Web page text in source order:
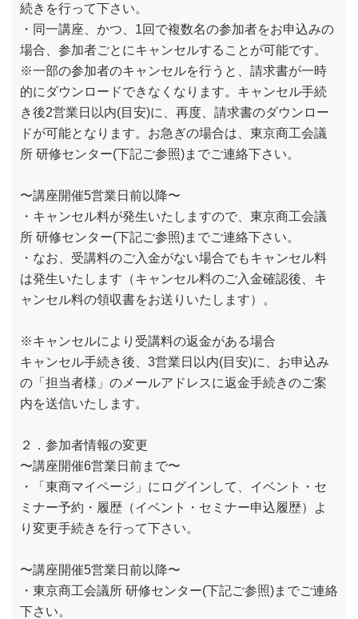
続きを行って下さい。
・同一講座、かつ、1回で複数名の参加者をお申込みの
場合、参加者ごとにキャンセルすることが可能です。
※一部の参加者のキャンセルを行うと、請求書が一時
的にダウンロードできなくなります。キャンセル手続
き後2営業日以内(目安)に、再度、請求書のダウンロー
ドが可能となります。お急ぎの場合は、東京商工会議
所 研修センター(下記ご参照)までご連絡下さい。
〜講座開催5営業日前以降〜
・キャンセル料が発生いたしますので、東京商工会議
所 研修センター(下記ご参照)までご連絡下さい。
・なお、受講料のご入金がない場合でもキャンセル料
は発生いたします（キャンセル料のご入金確認後、キ
ャンセル料の領収書をお送りいたします）。
※キャンセルにより受講料の返金がある場合
キャンセル手続き後、3営業日以内(目安)に、お申込み
の「担当者様」のメールアドレスに返金手続きのご案
内を送信いたします。
２．参加者情報の変更
〜講座開催6営業日前まで〜
・「東商マイページ」にログインして、イベント・セ
ミナー予約・履歴（イベント・セミナー申込履歴）よ
り変更手続きを行って下さい。
〜講座開催5営業日前以降〜
・東京商工会議所 研修センター(下記ご参照)までご連絡
下さい。